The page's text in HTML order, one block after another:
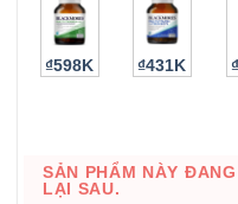
₫598K ₫431K
SẢN PHẨM NÀY
LẠI SAU.